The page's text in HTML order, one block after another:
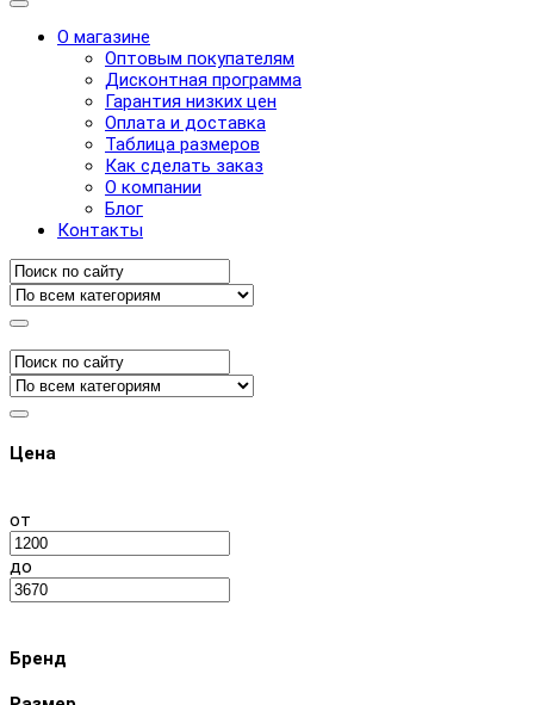
О магазине
Оптовым покупателям
Дисконтная программа
Гарантия низких цен
Оплата и доставка
Таблица размеров
Как сделать заказ
О компании
Блог
Контакты
Цена
от
до
Бренд